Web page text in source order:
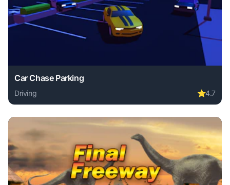
Car Chase Parking
Driving ⭐4.7
Play Car Chase Parking online free. driving game, no